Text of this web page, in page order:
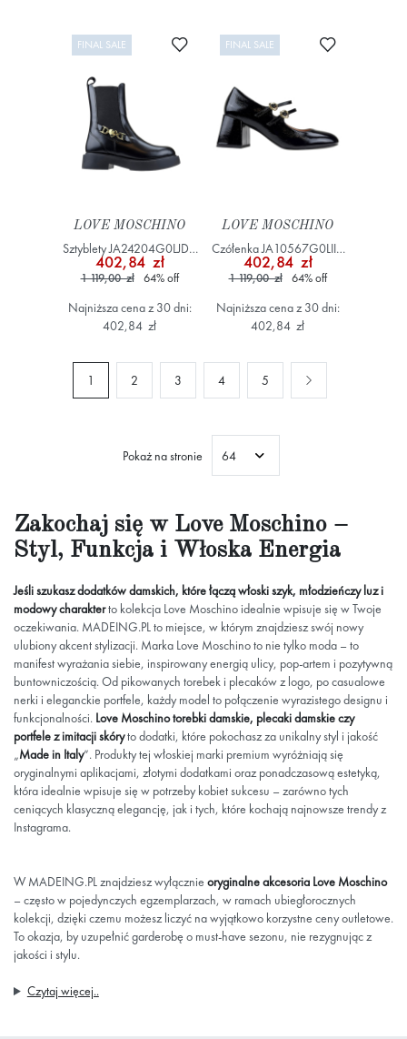
FINAL SALE Dodaj do ulubionych
LOVE MOSCHINO
Sztyblety JA24204G0LJD0
Czarny
402,84 zł
1 119,00 zł 64%off
Najniższa cena z 30 dni:
402,84 zł
FINAL SALE Dodaj do
LOVE MOSCHINO
Czółenka JA10567G0LII0
Czarny
402,84 zł
1 119,00 zł 64%off
Najniższa cena z 30 dni:
402,84 zł
Aktualnie czytasz stronę
1
Strona
2
Strona
3
Strona
4
Strona
5
Strona
Następne
Pokaż na stronie
Zakochaj się w Love Moschino –
Styl, Funkcja i Włoska Energia
Jeśli szukaszdodatków damskich, które łączą włoski szyk, młodzieńczy luz i
modowy charakterto kolekcja Love Moschino idealnie wpisuje się w Twoje
oczekiwania. MADEING.PL to miejsce, w którym znajdziesz swój nowy
ulubiony akcent stylizacji. Marka Love Moschino to nie tylko moda – to
manifest wyrażania siebie, inspirowany energią ulicy, pop-artem i pozytywną
buntowniczością. Od pikowanych torebek i plecaków z logo, po casualowe
nerki i eleganckie portfele, każdy model to połączenie wyrazistego designu i
funkcjonalności. Love Moschinotorebki damskie, plecaki damskieczy
portfele z imitacji skóryto dodatki, które pokochasz za unikalny styl i jakość
„Made in Italy”. Produkty tej włoskiej marki premium wyróżniają się
oryginalnymi aplikacjami, złotymi dodatkami oraz ponadczasową estetyką,
która idealnie wpisuje się w potrzeby kobiet sukcesu – zarówno tych
ceniących klasyczną elegancję, jak i tych, które kochają najnowsze trendy z
Instagrama.
W MADEING.PL znajdziesz wyłącznie oryginalne akcesoria Love Moschino
– często w pojedynczych egzemplarzach, w ramach ubiegłorocznych
kolekcji, dzięki czemu możesz liczyć na wyjątkowo korzystne ceny outletowe.
To okazja, by uzupełnić garderobę o must-have sezonu, nie rezygnując z
jakości i stylu.
Czytaj więcej..